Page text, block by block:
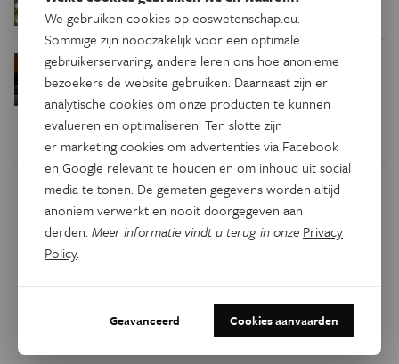
insecten in de winter?
Psyche & BreinWaarom we tinnitus
in de hersenen moeten zoeken
Dit artikel delen op:
Facebook Twitter Linkedin
Keuze van de redactie
We gebruiken cookies op eoswetenschap.eu.
Sommige zijn noodzakelijk voor een optimale
gebruikerservaring, andere leren ons hoe anonieme
bezoekers de website gebruiken. Daarnaast zijn er
analytische cookies om onze producten te kunnen
evalueren en optimaliseren. Ten slotte zijn
er marketing cookies om advertenties via Facebook
en Google relevant te houden en om inhoud uit social
media te tonen. De gemeten gegevens worden altijd
anoniem verwerkt en nooit doorgegeven aan
derden.Meer informatie vindt u terug in onze Privacy
Policy.
Geavanceerd Cookies aanvaarden